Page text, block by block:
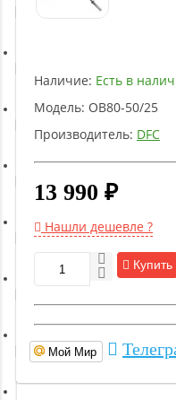
Детское оборудование
Аэробика и фитнес
Гимнастическое
Функциональный тренинг
Бокс и единоборства
Наличие: Есть в
Модель: OB80-50/25
Производитель: DFC
13 990 ₽
Нашли дешевле ?
Купить
Мой Мир